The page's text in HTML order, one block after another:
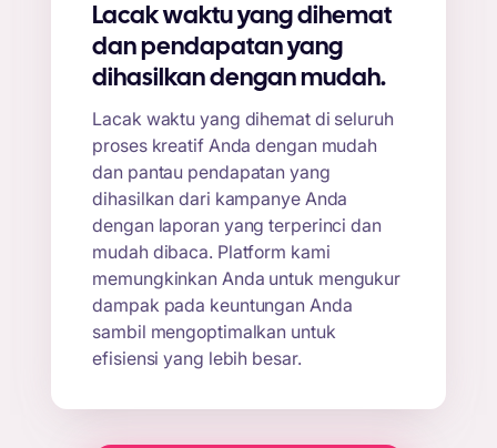
Lacak waktu yang dihemat
dan pendapatan yang
dihasilkan dengan mudah.
Lacak waktu yang dihemat di seluruh
proses kreatif Anda dengan mudah
dan pantau pendapatan yang
dihasilkan dari kampanye Anda
dengan laporan yang terperinci dan
mudah dibaca. Platform kami
memungkinkan Anda untuk mengukur
dampak pada keuntungan Anda
sambil mengoptimalkan untuk
efisiensi yang lebih besar.